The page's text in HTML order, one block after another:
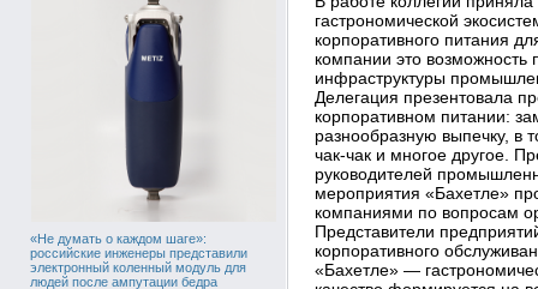
«Не думать о каждом шаге»:
российские инженеры представили
электронный коленный модуль для
людей после ампутации бедра
гастрономической
корпоративного питания
компании это возможность
инфраструктуры
Делегация презентовала
корпоративном питании:
разнообразную выпечку, в
чак-чак и многое другое.
руководителей
мероприятия «Бахетле»
компаниями по вопросам
Представители
корпоративного
«Бахетле» —